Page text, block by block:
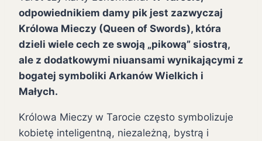
odpowiednikiem damy pik jest zazwyczaj
Królowa Mieczy (Queen of Swords), która
dzieli wiele cech ze swoją „pikową” siostrą,
ale z dodatkowymi niuansami wynikającymi z
bogatej symboliki Arkanów Wielkich i
Małych.
Królowa Mieczy w Tarocie często symbolizuje
kobietę inteligentną, niezależną, bystrą i